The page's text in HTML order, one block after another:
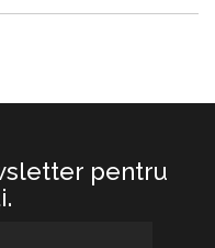
pentru